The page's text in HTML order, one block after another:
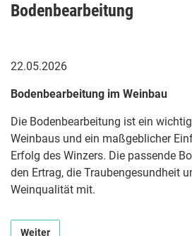
Bodenbearbeitung
22.05.2026
Bodenbearbeitung im Weinbau
Die Bodenbearbeitung ist ein
Weinbaus und ein maßgeblicher
Erfolg des Winzers. Die passende
den Ertrag, die Traubengesundheit
Weinqualität mit.
Weiter